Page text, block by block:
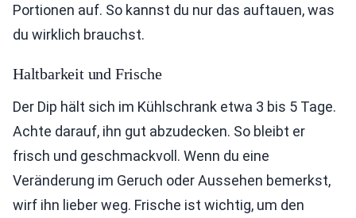
Portionen auf. So kannst du nur das auftauen, was
du wirklich brauchst.
Haltbarkeit und Frische
Der Dip hält sich im Kühlschrank etwa 3 bis 5 Tage.
Achte darauf, ihn gut abzudecken. So bleibt er
frisch und geschmackvoll. Wenn du eine
Veränderung im Geruch oder Aussehen bemerkst,
wirf ihn lieber weg. Frische ist wichtig, um den